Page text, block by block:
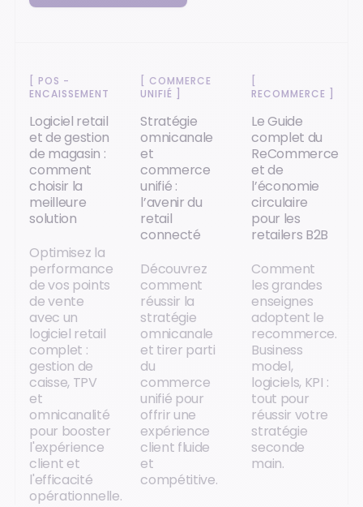
[POS -
ENCAISSEMENT
Logiciel retail
et de gestion
de magasin :
comment
choisir la
meilleure
solution
Optimisez la
performance
de vos points
de vente
avec un
logiciel retail
complet :
gestion de
caisse, TPV
et
omnicanalité
pour booster
l'expérience
client et
l'efficacité
opérationnelle.
COMMERCE
UNIFIÉ
Stratégie
omnicanale
et
commerce
unifié :
l’avenir du
retail
connecté
Découvrez
comment
réussir la
stratégie
omnicanale
et tirer parti
du
commerce
unifié pour
offrir une
expérience
client fluide
et
compétitive.
RECOMMERCE
Le Guide
complet du
ReCommerce
et de
l’économie
circulaire
pour les
retailers B2B
Comment
les grandes
enseignes
adoptent le
recommerce.
Business
model,
logiciels, KPI :
tout pour
réussir votre
stratégie
seconde
main.